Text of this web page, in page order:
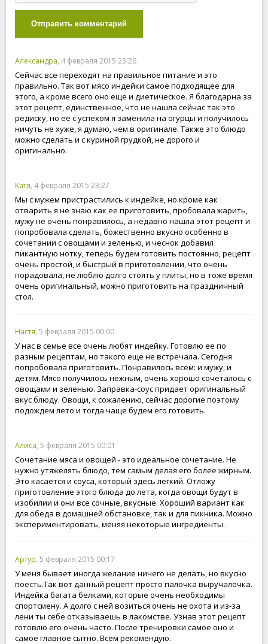
Отправить комментарий
Александра, 4 февраля 2015 23:26
Сейчас все переходят на правильное питание и это
правильно. Так вот мясо индейки самое подходящее для
этого, а кроме всего оно еще и диетическое. Я благодарна за
этот рецепт, единственное, что не нашла сейчас так это
редиску, но ее с успехом я заменила на огурцы и получилось
ничуть не хуже, я думаю, чем в оригинале. Также это блюдо
можно сделать и с куриной грудкой, не дорого и
оригинально.
Катя, 4 февраля 2015 23:27
Мы с мужем пристрастились к индейке, но кроме как
отварить я не знаю как ее приготовить, пробовала жарить,
мужу не очень понравилось, а недавно нашла этот рецепт и
попробовала сделать, божественно вкусно особенно в
сочетании с овощами и зеленью, и чеснок добавил
пикантную нотку, теперь будем готовить постоянно, рецепт
очень простой, и быстрый в приготовлении, что очень
порадовала, не люблю долго стоять у плиты, но в тоже время
очень оригинальный, можно приготовить на праздничный
стол.
Настя, 5 февраля 2015 00:00
У нас в семье все очень любят индейку. Готовлю ее по
разным рецептам, но такого еще не встречала. Сегодня
попробовала приготовить. Понравилось всем: и мужу, и
детям. Мясо получилось нежным, очень хорошо сочеталось с
овощами и зеленью. Заправка-соус придает оригинальный
вкус блюду. Овощи, к сожалению, сейчас дорогие поэтому
подождем лето и тогда чаще будем его готовить.
Алиса, 5 февраля 2015 00:01
Сочетание мяса и овощей - это идеальное сочетание. Не
нужно утяжелять блюдо, тем самым делая его более жирным.
Это касается и соуса, который здесь легкий. Отложу
приготовление этого блюда до лета, когда овощи будут в
изобилии и они все сочные, вкусные. Хороший вариант как
для обеда в домашней обстановке, так и для пикника. Можно
экспериментировать, меняя некоторые ингредиенты.
Артур, 5 февраля 2015 00:17
У меня бывает иногда желание ничего не делать, но вкусно
поесть.Так вот данный рецепт просто палочка выручалочка.
Индейка багата белками, которые очень необходимы
спортсмену. А долго с ней возиться очень не охота и из-за
лени ты себе отказываешь в лакомстве. Узнав этот рецепт
готовлю его очень часто. После тренировки самое оно и
самое главное сытно. Всем рекомендую.